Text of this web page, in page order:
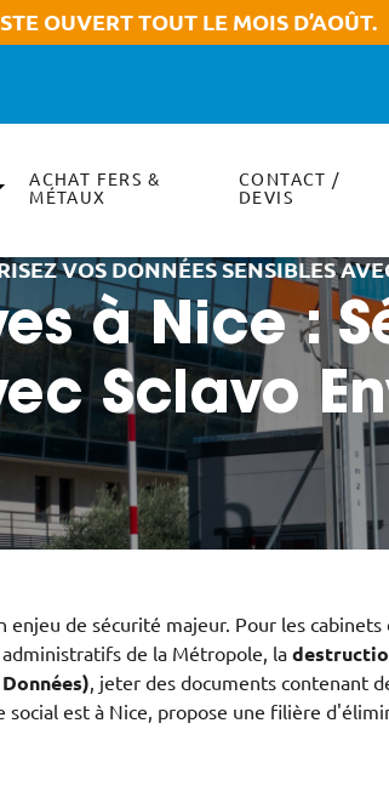
OUVERT TOUT LE MOIS D’AOÛT.
ACHAT FERS &
MÉTAUX
CONTACT /
DEVIS
VOS DONNÉES SENSIBLES
à Nice :
Sclavo
de sécurité majeur. Pour les
de la Métropole, la
, jeter des documents contenant
est à Nice, propose une filière